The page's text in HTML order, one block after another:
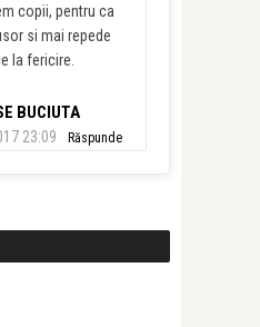
copii, pentru ca
si mai repede
la fericire.
BUCIUTA
23:09 Răspunde